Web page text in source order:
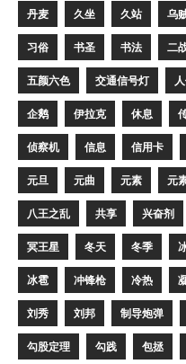
丹麦 久坐 久站 乌
习俗 书圣 书法 二
五颜六色 交通信号灯
企鹅 伊拉克 休息
侦察机 信息 信用卡
元旦 元曲 元素 元
八王之乱 共享 兴奋剂
冥王星 冬天 冬季
冰雹 冲锋枪 冷热
刘秀 刘邦 制导炮弹
勾股定理 勾践 包拯